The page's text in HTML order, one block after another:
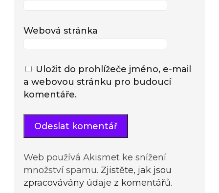
Webová stránka
Uložit do prohlížeče jméno, e-mail
a webovou stránku pro budoucí
komentáře.
Web používá Akismet ke snížení
množství spamu. Zjistěte, jak jsou
zpracovávány údaje z komentářů.